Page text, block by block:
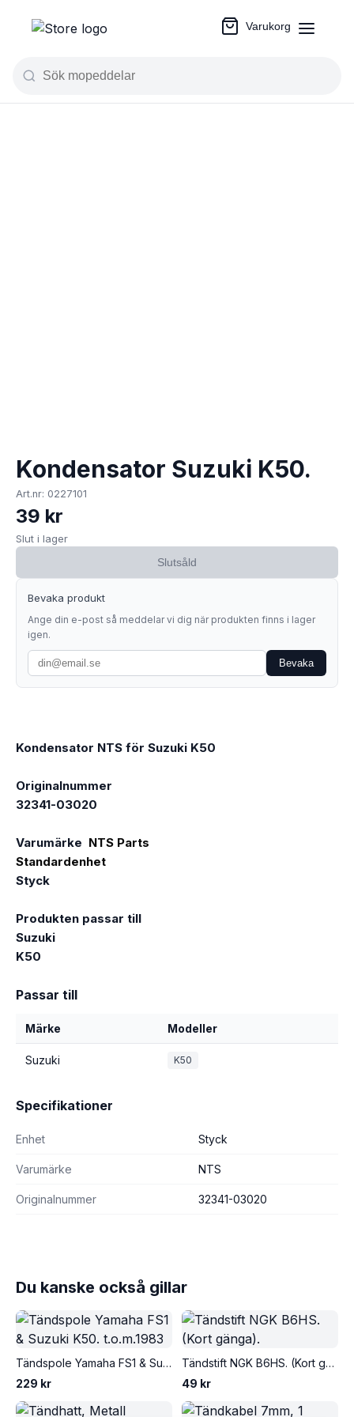
Varukorg
Kondensator Suzuki K50.
Art.nr: 0227101
39 kr
Slut i lager
Slutsåld
Bevaka produkt
Ange din e-post så meddelar vi dig när produkten finns i lager
igen.
Bevaka
Kondensator NTS för Suzuki K50
Originalnummer
32341-03020
Varumärke NTS Parts
Standardenhet
Styck
Produkten passar till
Suzuki
K50
Passar till
Märke Modeller
Suzuki K50
Specifikationer
Enhet Styck
Varumärke NTS
Originalnummer 32341-03020
Du kanske också gillar
Tändspole Yamaha FS1 & Suzuki K50. t.o.m.1983
229 kr
Tändstift NGK B6HS. (Kort gänga).
49 kr